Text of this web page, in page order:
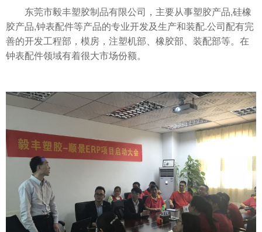
东莞市毅丰塑胶制品有限公司，主要从事塑胶产品,硅橡
胶产品,钟表配件等产品的专业开发及生产和装配.公司配有完
善的开发工程部，模房，注塑机部、橡胶部、装配部等。在
钟表配件领域有着很大市场份额。